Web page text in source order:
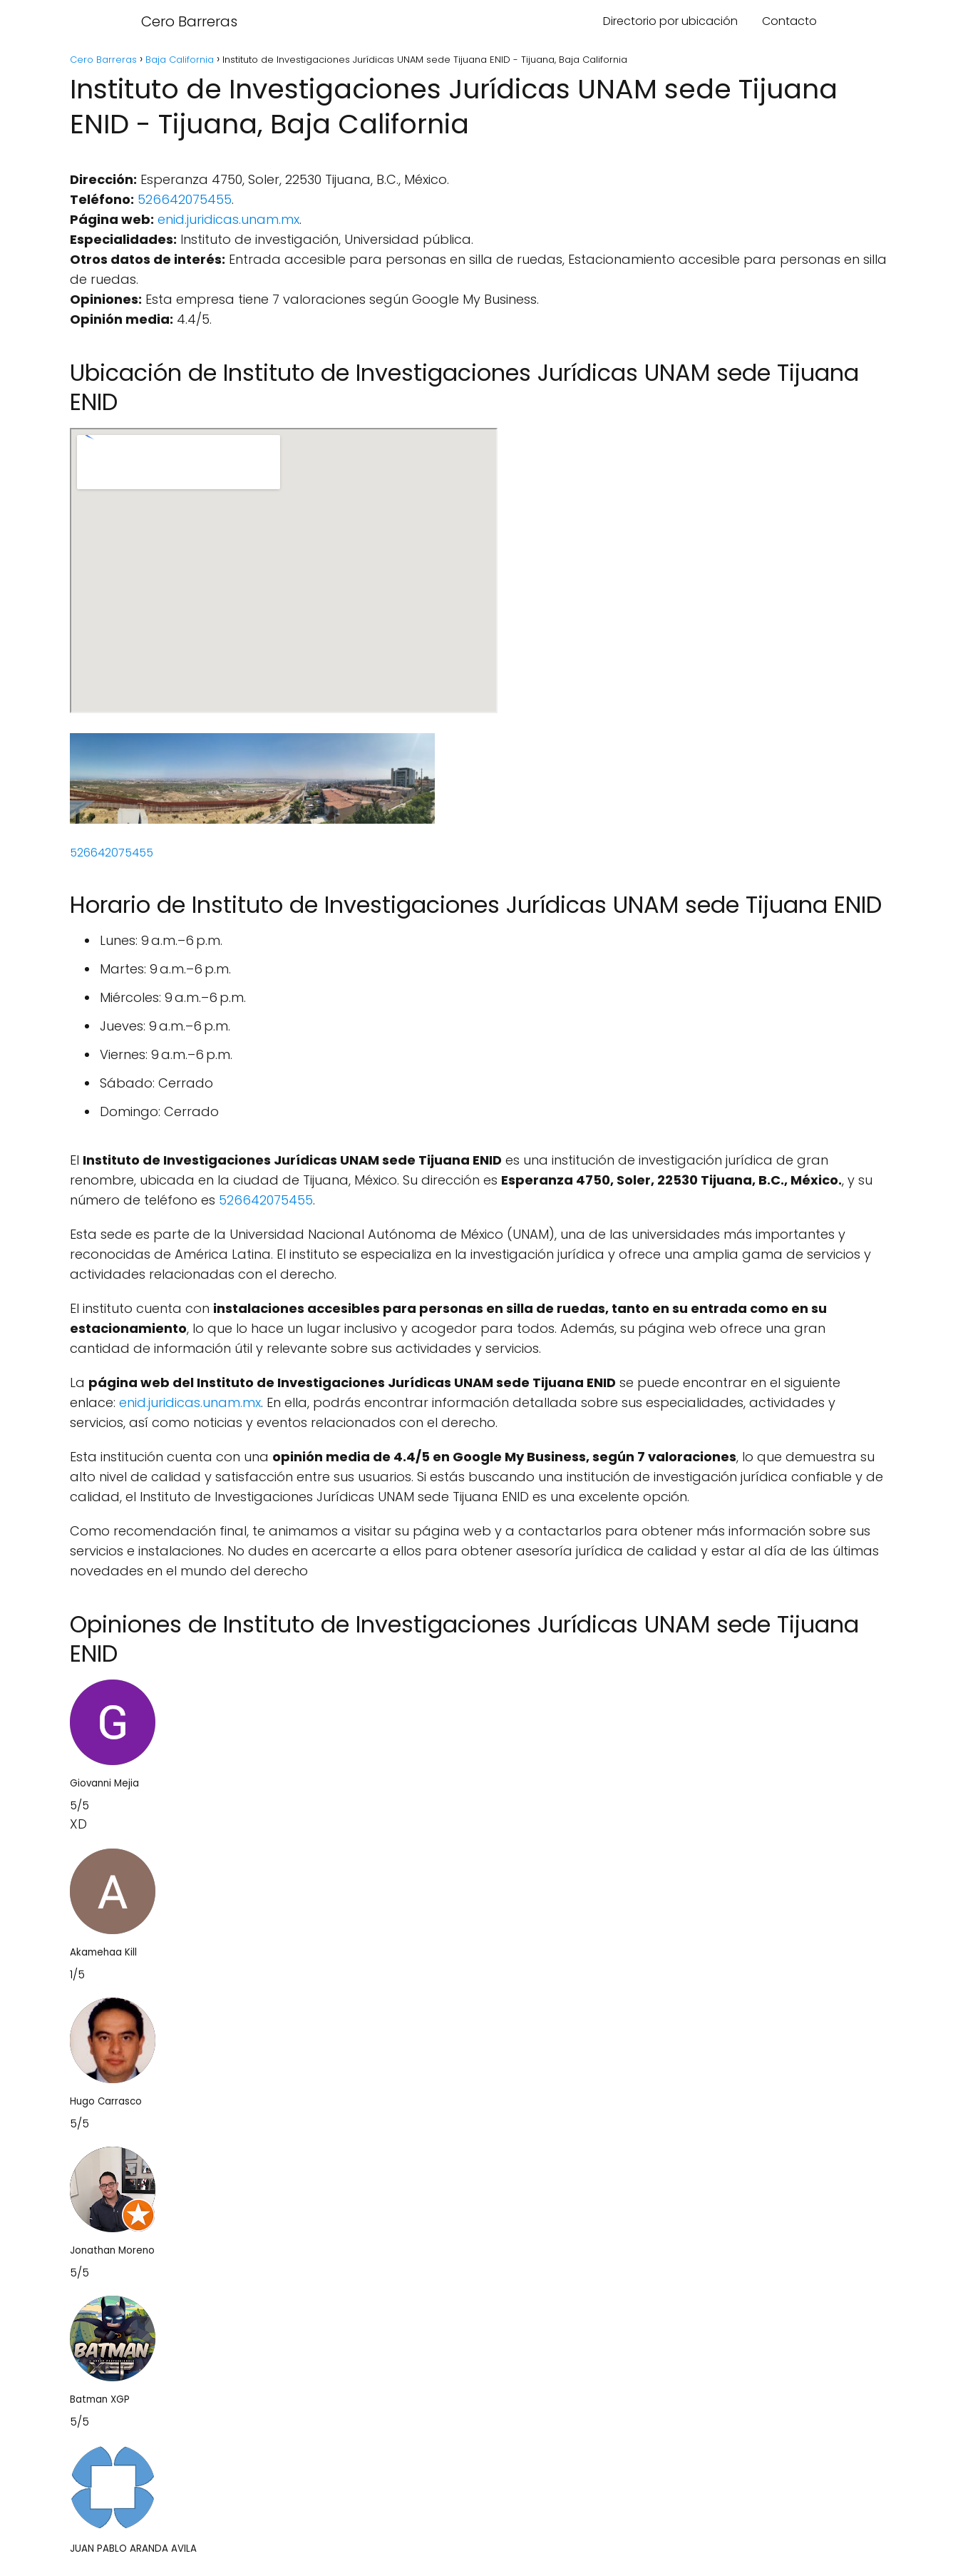
Cero Barreras Directorio por ubicación Contacto
Cero Barreras Baja California Instituto de Investigaciones Jurídicas UNAM sede Tijuana ENID - Tijuana, Baja California
Instituto de Investigaciones Jurídicas UNAM sede Tijuana
ENID - Tijuana, Baja California
Dirección: Esperanza 4750, Soler, 22530 Tijuana, B.C., México.
Teléfono: 526642075455.
Página web: enid.juridicas.unam.mx.
Especialidades: Instituto de investigación, Universidad pública.
Otros datos de interés: Entrada accesible para personas en silla de ruedas, Estacionamiento accesible para personas en silla
de ruedas.
Opiniones: Esta empresa tiene 7 valoraciones según Google My Business.
Opinión media: 4.4/5.
Ubicación de Instituto de Investigaciones Jurídicas UNAM sede Tijuana
ENID
526642075455
Horario de Instituto de Investigaciones Jurídicas UNAM sede Tijuana ENID
Lunes: 9 a.m.–6 p.m.
Martes: 9 a.m.–6 p.m.
Miércoles: 9 a.m.–6 p.m.
Jueves: 9 a.m.–6 p.m.
Viernes: 9 a.m.–6 p.m.
Sábado: Cerrado
Domingo: Cerrado
El Instituto de Investigaciones Jurídicas UNAM sede Tijuana ENID es una institución de investigación jurídica de gran
renombre, ubicada en la ciudad de Tijuana, México. Su dirección es Esperanza 4750, Soler, 22530 Tijuana, B.C., México., y su
número de teléfono es 526642075455.
Esta sede es parte de la Universidad Nacional Autónoma de México (UNAM), una de las universidades más importantes y
reconocidas de América Latina. El instituto se especializa en la investigación jurídica y ofrece una amplia gama de servicios y
actividades relacionadas con el derecho.
El instituto cuenta con instalaciones accesibles para personas en silla de ruedas, tanto en su entrada como en su
estacionamiento, lo que lo hace un lugar inclusivo y acogedor para todos. Además, su página web ofrece una gran
cantidad de información útil y relevante sobre sus actividades y servicios.
La página web del Instituto de Investigaciones Jurídicas UNAM sede Tijuana ENID se puede encontrar en el siguiente
enlace: enid.juridicas.unam.mx. En ella, podrás encontrar información detallada sobre sus especialidades, actividades y
servicios, así como noticias y eventos relacionados con el derecho.
Esta institución cuenta con una opinión media de 4.4/5 en Google My Business, según 7 valoraciones, lo que demuestra su
alto nivel de calidad y satisfacción entre sus usuarios. Si estás buscando una institución de investigación jurídica confiable y de
calidad, el Instituto de Investigaciones Jurídicas UNAM sede Tijuana ENID es una excelente opción.
Como recomendación final, te animamos a visitar su página web y a contactarlos para obtener más información sobre sus
servicios e instalaciones. No dudes en acercarte a ellos para obtener asesoría jurídica de calidad y estar al día de las últimas
novedades en el mundo del derecho
Opiniones de Instituto de Investigaciones Jurídicas UNAM sede Tijuana
ENID
Giovanni Mejia
5/5
XD
Akamehaa Kill
1/5
Hugo Carrasco
5/5
Jonathan Moreno
5/5
Batman XGP
5/5
JUAN PABLO ARANDA AVILA